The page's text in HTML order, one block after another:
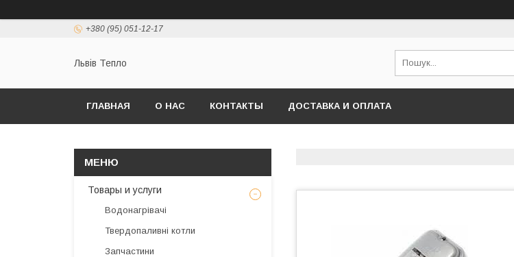
+380 (95) 051-12-17
Львів Тепло
ГЛАВНАЯ О НАС КОНТАКТЫ ДОСТАВКА И ОПЛАТА
Товары и услуги
Водонагрівачі
Твердопаливні котли
Запчастини